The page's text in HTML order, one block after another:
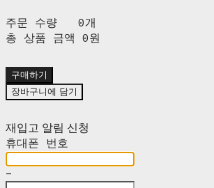
주문 수량
0개
총 상품 금액 0원
구매하기
장바구니에 담기
재입고 알림 신청
휴대폰 번호
-